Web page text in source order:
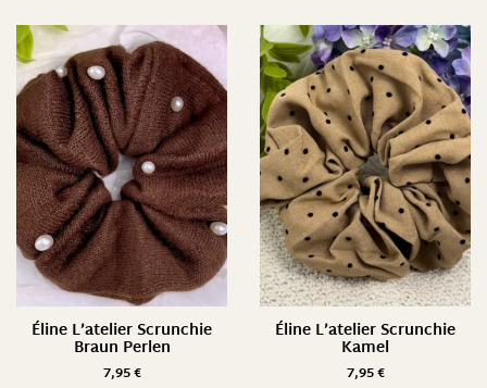
Éline L’atelier Scrunchie
Braun Perlen
7,95€
Éline L’atelier Scrunchie
Kamel
7,95€